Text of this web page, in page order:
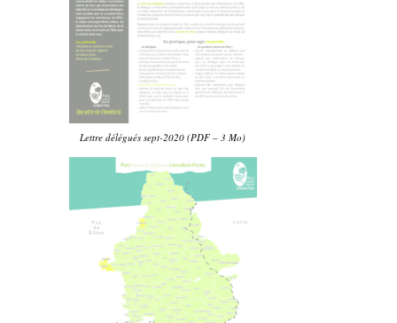
Lettre délégués sept-2020 (PDF – 3 Mo)